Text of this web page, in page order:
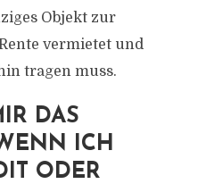
Objekt zur
vermietet und
tragen muss.
DAS
ICH
ODER